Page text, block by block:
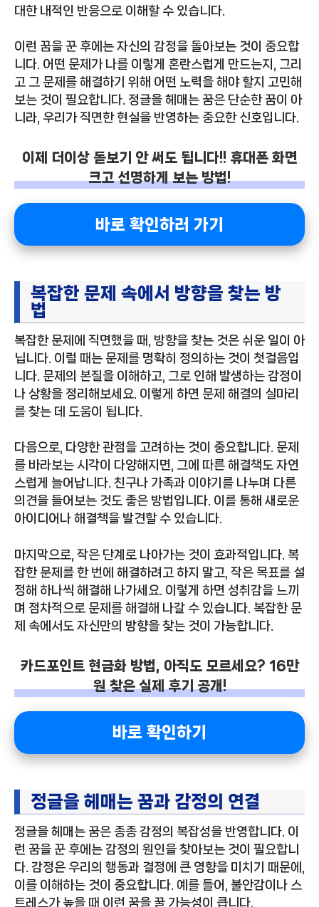
대한 내적인 반응으로 이해할 수 있습니다.
이런 꿈을 꾼 후에는 자신의 감정을 돌아보는 것이 중요합
니다. 어떤 문제가 나를 이렇게 혼란스럽게 만드는지, 그리
고 그 문제를 해결하기 위해 어떤 노력을 해야 할지 고민해
보는 것이 필요합니다. 정글을 헤매는 꿈은 단순한 꿈이 아
니라, 우리가 직면한 현실을 반영하는 중요한 신호입니다.
이제 더이상 돋보기 안 써도 됩니다!! 휴대폰 화면
크고 선명하게 보는 방법!
바로 확인하러 가기
복잡한 문제 속에서 방향을 찾는 방
법
복잡한 문제에 직면했을 때, 방향을 찾는 것은 쉬운 일이 아
닙니다. 이럴 때는 문제를 명확히 정의하는 것이 첫걸음입
니다. 문제의 본질을 이해하고, 그로 인해 발생하는 감정이
나 상황을 정리해보세요. 이렇게 하면 문제 해결의 실마리
를 찾는 데 도움이 됩니다.
다음으로, 다양한 관점을 고려하는 것이 중요합니다. 문제
를 바라보는 시각이 다양해지면, 그에 따른 해결책도 자연
스럽게 늘어납니다. 친구나 가족과 이야기를 나누며 다른
의견을 들어보는 것도 좋은 방법입니다. 이를 통해 새로운
아이디어나 해결책을 발견할 수 있습니다.
마지막으로, 작은 단계로 나아가는 것이 효과적입니다. 복
잡한 문제를 한 번에 해결하려고 하지 말고, 작은 목표를 설
정해 하나씩 해결해 나가세요. 이렇게 하면 성취감을 느끼
며 점차적으로 문제를 해결해 나갈 수 있습니다. 복잡한 문
제 속에서도 자신만의 방향을 찾는 것이 가능합니다.
카드포인트 현금화 방법, 아직도 모르세요? 16만
원 찾은 실제 후기 공개!
바로 확인하기
정글을 헤매는 꿈과 감정의 연결
정글을 헤매는 꿈은 종종 감정의 복잡성을 반영합니다. 이
런 꿈을 꾼 후에는 감정의 원인을 찾아보는 것이 필요합니
다. 감정은 우리의 행동과 결정에 큰 영향을 미치기 때문에,
이를 이해하는 것이 중요합니다. 예를 들어, 불안감이나 스
트레스가 높을 때 이런 꿈을 꿀 가능성이 큽니다.